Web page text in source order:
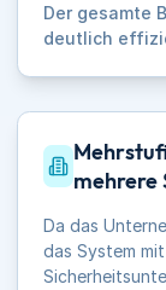
Der gesamte
deutlich
mehrere
Da das
das System